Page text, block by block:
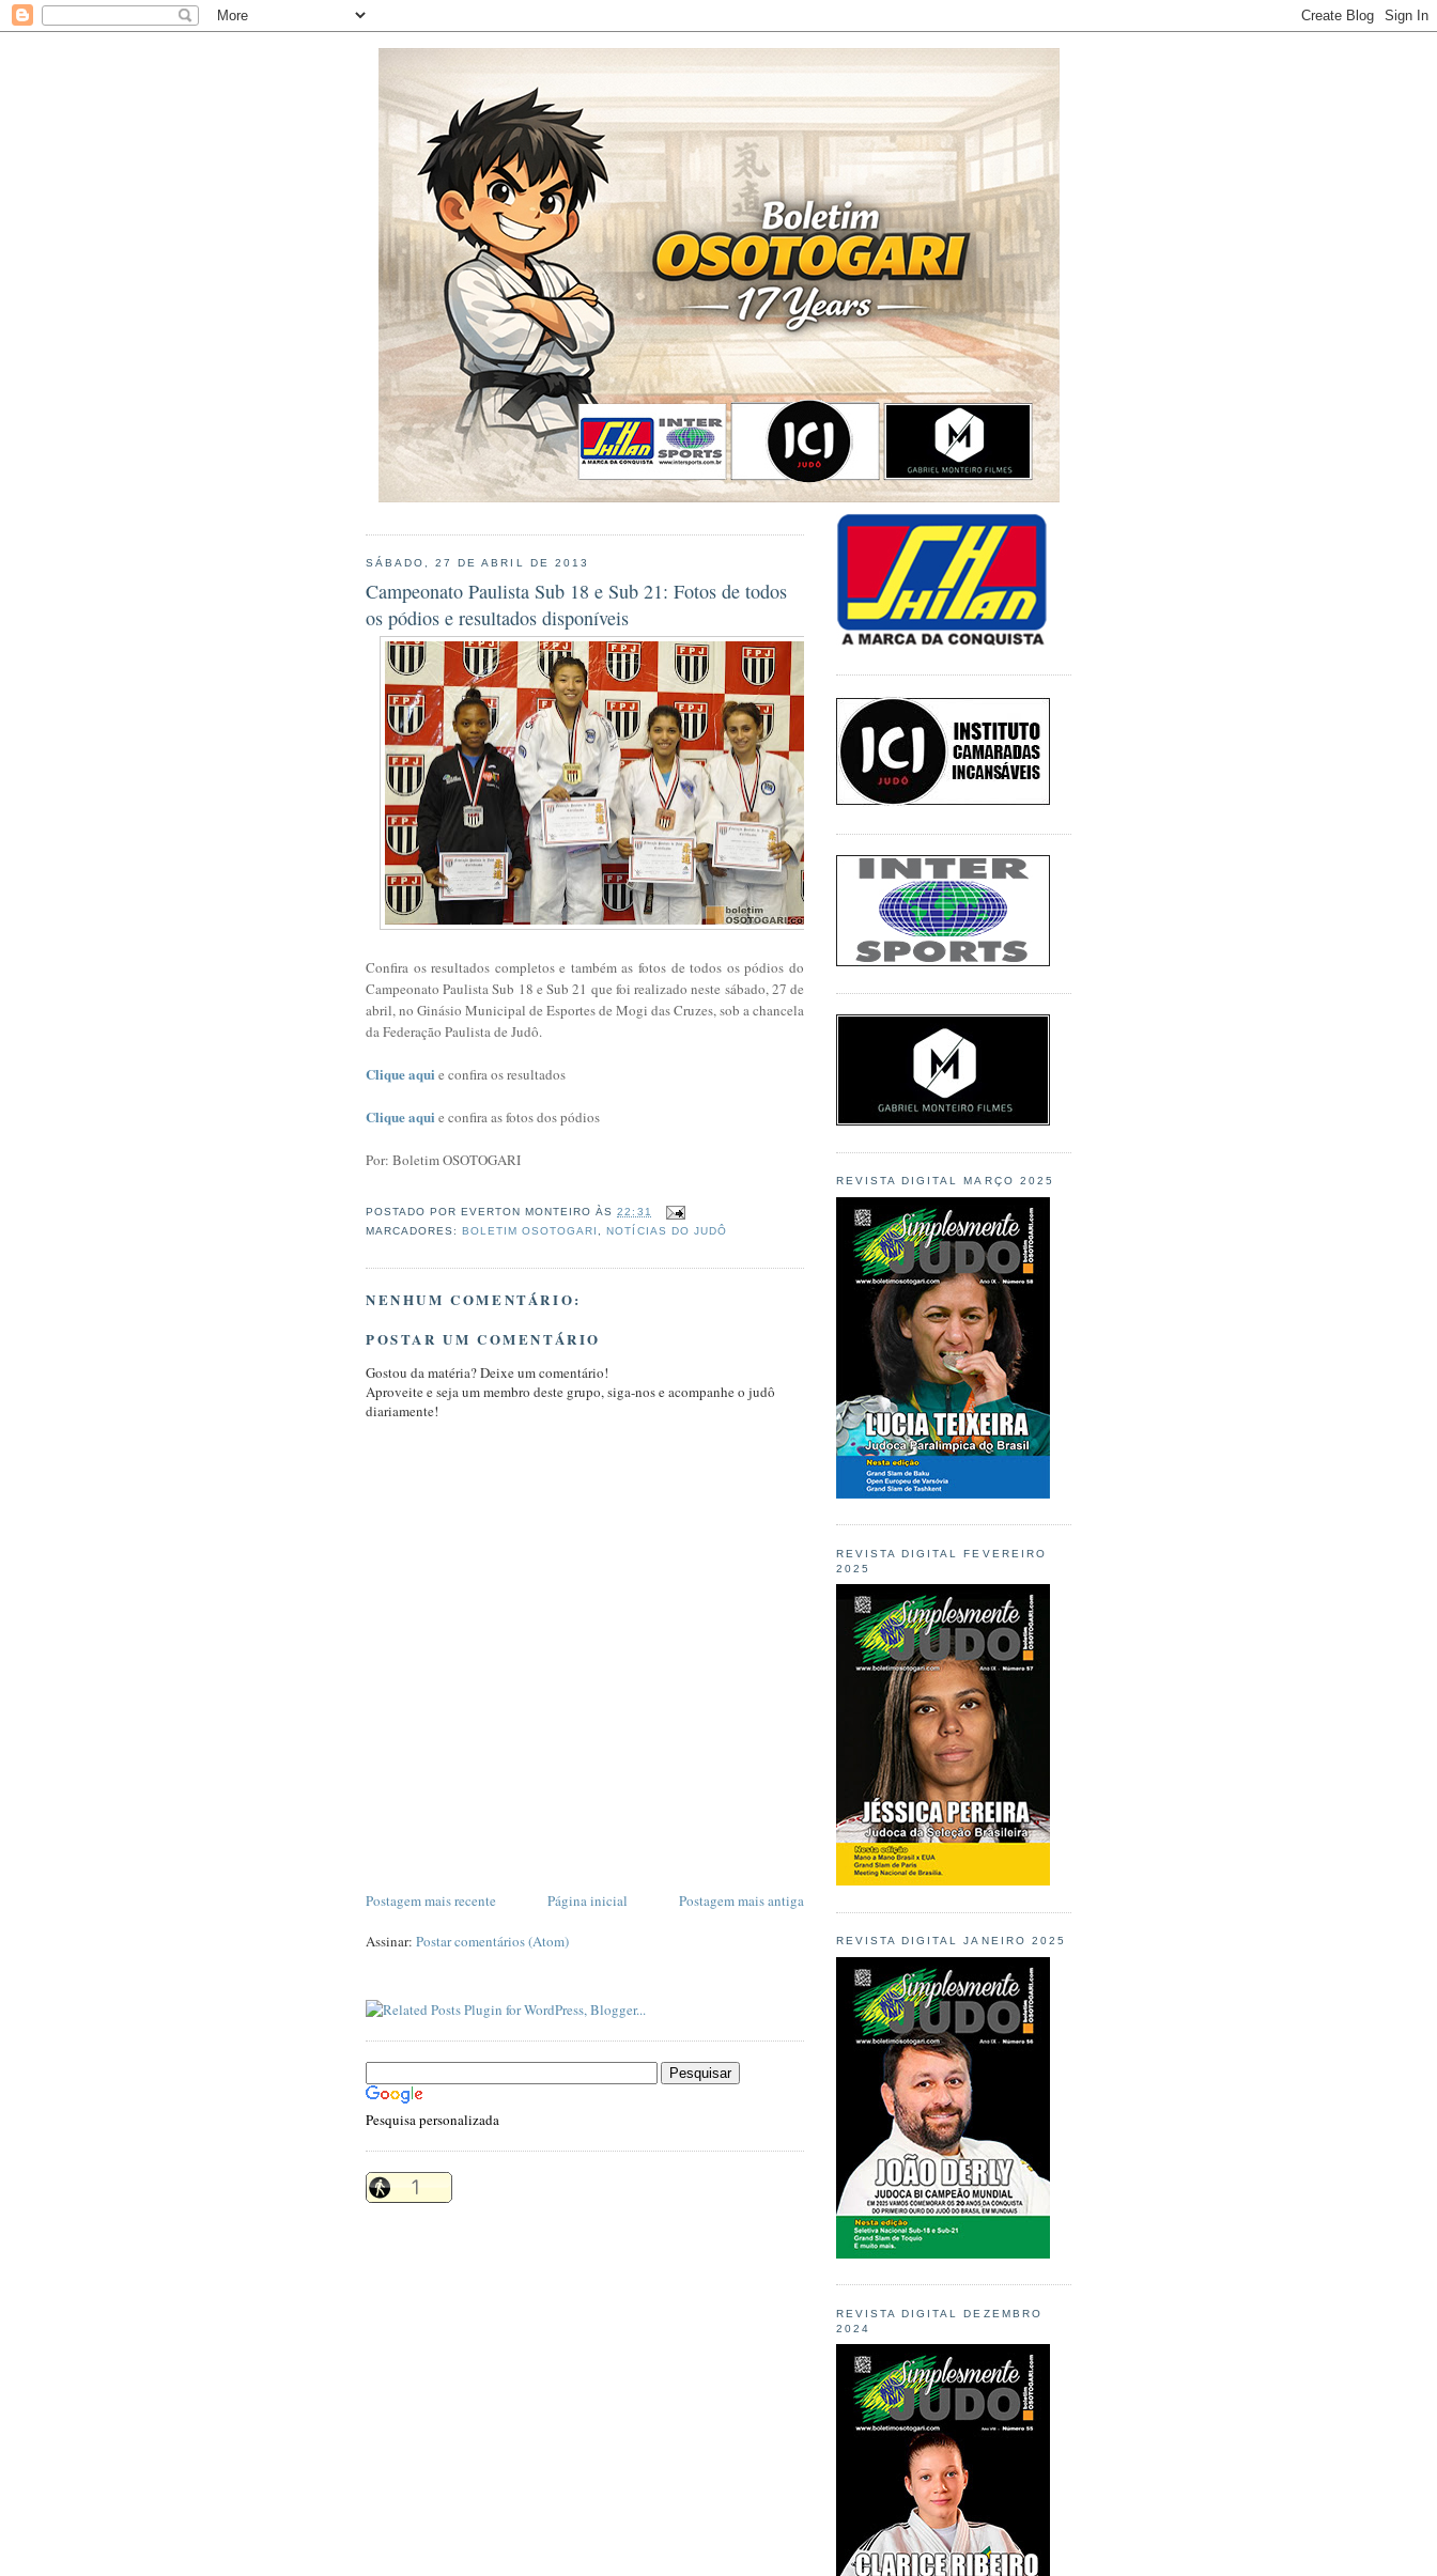
SÁBADO, 27 DE ABRIL DE 2013
Campeonato Paulista Sub 18 e Sub 21: Fotos de todos
os pódios e resultados disponíveis
Confira os resultados completos e também as fotos de todos os pódios do
Campeonato Paulista Sub 18 e Sub 21 que foi realizado neste sábado, 27 de
abril, no Ginásio Municipal de Esportes de Mogi das Cruzes, sob a chancela
da Federação Paulista de Judô.
Clique aqui e confira os resultados
Clique aqui e confira as fotos dos pódios
Por: Boletim OSOTOGARI
POSTADO POR EVERTON MONTEIRO ÀS22:31
MARCADORES:BOLETIM OSOTOGARI ,NOTÍCIAS DO JUDÔ
NENHUM COMENTÁRIO:
POSTAR UM COMENTÁRIO
Gostou da matéria? Deixe um comentário!
Aproveite e seja um membro deste grupo, siga-nos e acompanhe o judô
diariamente!
Postagem mais recente Postagem mais antiga
Página inicial
Assinar: Postar comentários (Atom)
Pesquisa personalizada
REVISTA DIGITAL MARÇO 2025
REVISTA DIGITAL FEVEREIRO
2025
REVISTA DIGITAL JANEIRO 2025
REVISTA DIGITAL DEZEMBRO
2024